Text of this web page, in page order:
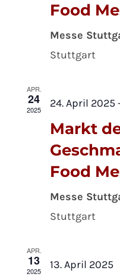
Food
Messe
Stuttgart
APR.
24
2025 24. April 2025
Markt
Food
Messe
Stuttgart
APR.
13
2025 13. April 2025